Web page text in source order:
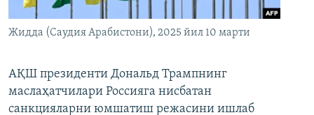
Жидда (Саудия Арабистони), 2025 йил 10 марти
АҚШ президенти Дональд Трампнинг
маслаҳатчилари Россияга нисбатан
санкцияларни юмшатиш режасини ишлаб